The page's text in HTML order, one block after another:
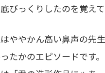
びっくりしたのを覚えて
ややかん高い鼻声の
たかのエピソードです。